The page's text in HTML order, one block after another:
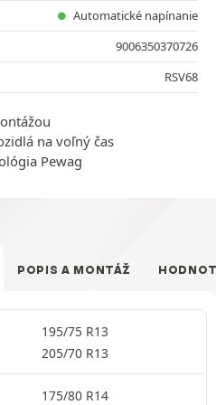
Automatické napínanie
9006350370726
RSV68
na voľný čas
Pewag
POPIS A MONTÁŽ
195/75 R13
205/70 R13
175/80 R14